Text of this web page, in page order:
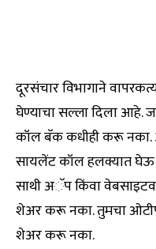
दूरसंचार विभागाने
घेण्याचा सल्ला दिला आहे.
कॉल बॅक कधीही करू नका.
सायलेंट कॉल हलक्यात घेऊ
साथी अॅप किंवा
शेअर करू नका. तुमचा
शेअर करू नका.